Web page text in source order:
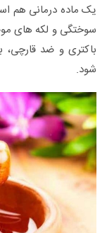
یک ماده درمانی هم
سوختگی و لکه های
باکتری و ضد
شود.